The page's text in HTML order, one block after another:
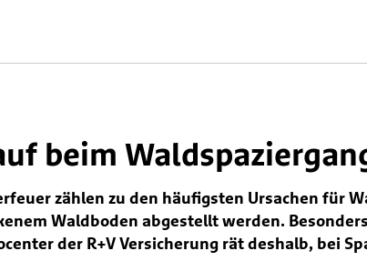
beim
zählen zu den häufigsten Ursachen für
Waldboden abgestellt werden.
der R+V Versicherung rät deshalb, bei